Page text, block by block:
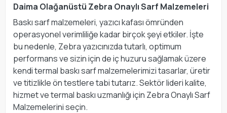
Daima Olağanüstü Zebra Onaylı Sarf Malzemeleri
Baskı sarf malzemeleri, yazıcı kafası ömründen
operasyonel verimliliğe kadar birçok şeyi etkiler. İşte
bu nedenle, Zebra yazıcınızda tutarlı, optimum
performans ve sizin için de iç huzuru sağlamak üzere
kendi termal baskı sarf malzemelerimizi tasarlar, üretir
ve titizlikle ön testlere tabi tutarız. Sektör lideri kalite,
hizmet ve termal baskı uzmanlığı için Zebra Onaylı Sarf
Malzemelerini seçin.